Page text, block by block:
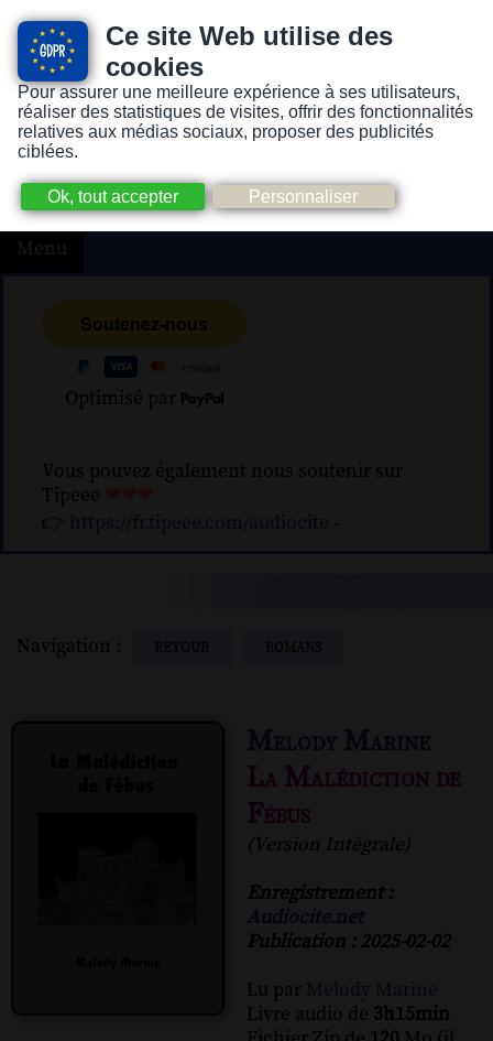
Ce site Web utilise des
cookies
Pour assurer une meilleure expérience à ses utilisateurs,
réaliser des statistiques de visites, offrir des fonctionnalités
relatives aux médias sociaux, proposer des publicités
ciblées.
Version pour personnes mal-voyantes ou non-voyantes
Menu
Optimisé par
Vous pouvez également nous soutenir sur
Tipeee
👉
-
Navigation :
La Malédiction de
Fébus
(Version Intégrale)
Enregistrement :
Publication : 2025-02-02
Lu par
Livre audio de 3h15min